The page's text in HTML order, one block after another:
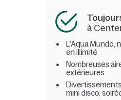
à
L'Aqua Mundo,
en illimité
Nombreuses
extérieures
mini disco,